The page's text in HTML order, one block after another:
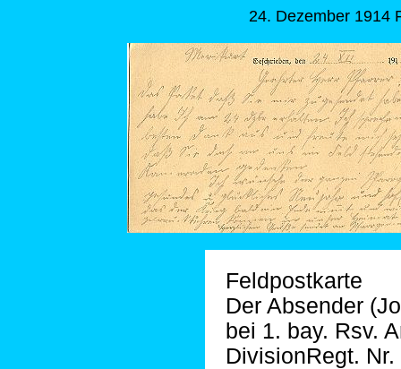
24. Dezember 1914
Feldpostkarte
Der Absender
bei 1. bay. Rsv.
DivisionRegt.